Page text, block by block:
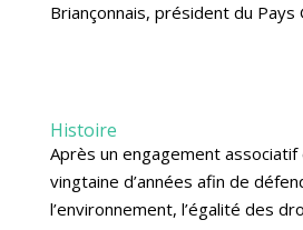
Briançonnais, président du Pays
Histoire
Après un engagement associatif
vingtaine d’années afin de
l’environnement, l’égalité des